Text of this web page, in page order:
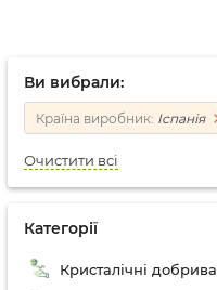
Ви вибрали:
Країна виробник: Іспанія
Очистити всі
Категорії
Кристалічні добрива